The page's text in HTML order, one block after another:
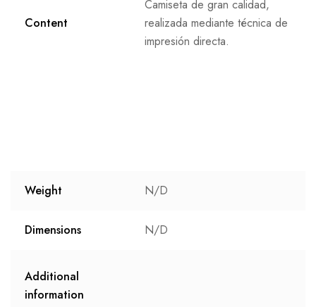
Content
Camiseta de gran calidad,
realizada mediante técnica de
impresión directa.
Weight N/D
Dimensions N/D
Additional
information